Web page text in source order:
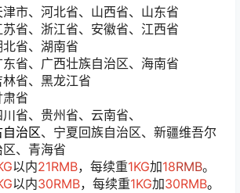
市、河北省、山西省、山东省
省、浙江省、安徽省、江西省
省、湖南省
省、广西壮族自治区、海南省
省、黑龙江省
省
省、贵州省、云南省、
治区、宁夏回族自治区、新疆维吾尔
、青海省
以内21RMB，每续重1KG加18RMB。
以内30RMB，每续重1KG加30RMB。